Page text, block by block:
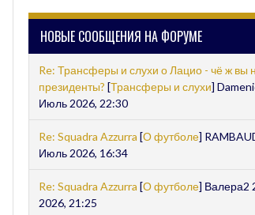
НОВЫЕ СООБЩЕНИЯ НА ФОРУМЕ
Re: Трансферы и слухи о Лацио - чё ж вы
президенты? [Трансферы и слухи]
Июль 2026, 22:30
Re: Squadra Azzurra [О футболе]
Июль 2026, 16:34
Re: Squadra Azzurra [О футболе] Валера2
2026, 21:25